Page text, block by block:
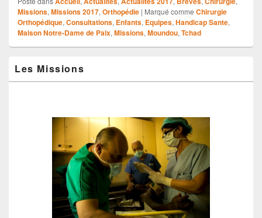
Missions, Missions 2017, Orthopédie | Marqué comme Chirurgie
Orthopédique, Consultations, Enfants, Equipes, Handicap Sante,
Maison Notre-Dame de Paix, Missions, Moundou, Tchad
principale
de
Les Missions